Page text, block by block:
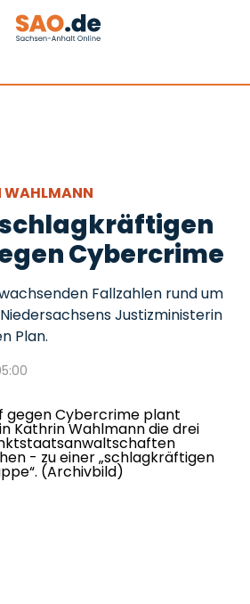
WAHLMANN
Cybercrime
Fallzahlen rund um
Justizministerin
Plan.